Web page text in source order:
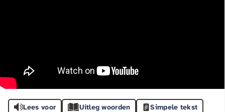
Lees voor Uitleg woorden Simpele tekst